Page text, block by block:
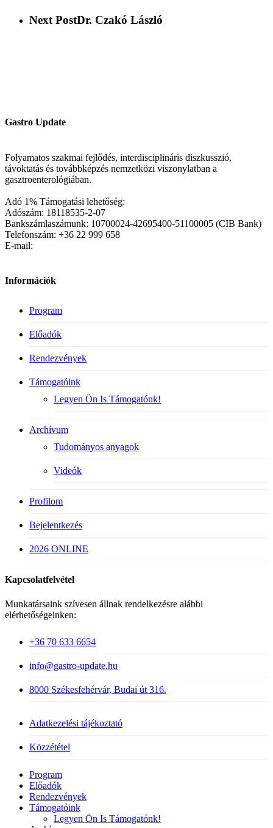
Next PostDr. Czakó László
Gastro Update
Folyamatos szakmai fejlődés, interdisciplináris diszkusszió,
távoktatás és továbbképzés nemzetközi viszonylatban a
gasztroenterológiában.
Adó 1% Támogatási lehetőség:
Adószám: 18118535-2-07
Bankszámlaszámunk: 10700024-42695400-51100005 (CIB Bank)
Telefonszám: +36 22 999 658
E-mail:
Információk
Program
Előadók
Rendezvények
Támogatóink
Legyen Ön Is Támogatónk!
Archívum
Tudományos anyagok
Videók
Profilom
Bejelentkezés
2026 ONLINE
Kapcsolatfelvétel
Munkatársaink szívesen állnak rendelkezésre alábbi
elérhetőségeinken:
+36 70 633 6654
info@gastro-update.hu
8000 Székesfehérvár, Budai út 316.
Adatkezelési tájékoztató
Közzététel
Close
Menu
Program
Előadók
Rendezvények
Támogatóink
Legyen Ön Is Támogatónk!